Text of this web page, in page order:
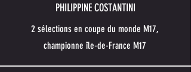
PHILIPPINE COSTANTINI
2 sélections en coupe du monde M17,
championne île-de-France M17